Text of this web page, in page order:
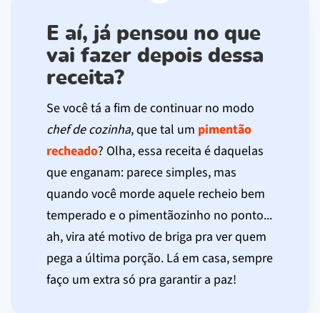
E aí, já pensou no que
vai fazer depois dessa
receita?
Se você tá a fim de continuar no modo
chef de cozinha, que tal um pimentão
recheado? Olha, essa receita é daquelas
que enganam: parece simples, mas
quando você morde aquele recheio bem
temperado e o pimentãozinho no ponto...
ah, vira até motivo de briga pra ver quem
pega a última porção. Lá em casa, sempre
faço um extra só pra garantir a paz!